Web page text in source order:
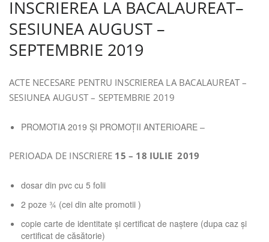
INSCRIEREA LA BACALAUREAT–
SESIUNEA AUGUST –
SEPTEMBRIE 2019
ACTE NECESARE PENTRU INSCRIEREA LA BACALAUREAT –
SESIUNEA AUGUST – SEPTEMBRIE 2019
PROMOTIA 2019 ŞI PROMOŢII ANTERIOARE –
PERIOADA DE INSCRIERE 15 – 18 IULIE 2019
dosar din pvc cu 5 folii
2 poze ¾ (cei din alte promotii )
copie carte de identitate şi certificat de naştere (dupa caz şi
certificat de căsătorie)